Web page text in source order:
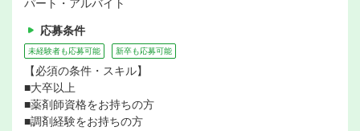
パート・アルバイト
応募条件
未経験者も応募可能 新卒も応募可能
【必須の条件・スキル】
■大卒以上
■薬剤師資格をお持ちの方
■調剤経験をお持ちの方